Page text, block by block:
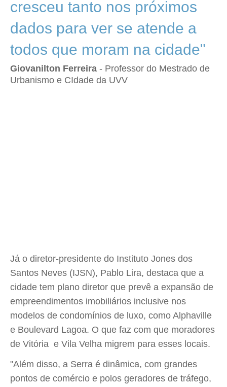
cresceu tanto nos próximos
dados para ver se atende a
todos que moram na cidade"
Giovanilton Ferreira - Professor do Mestrado de
Urbanismo e CIdade da UVV
Já o diretor-presidente do Instituto Jones dos
Santos Neves (IJSN), Pablo Lira, destaca que a
cidade tem plano diretor que prevê a expansão de
empreendimentos imobiliários inclusive nos
modelos de condomínios de luxo, como Alphaville
e Boulevard Lagoa. O que faz com que moradores
de Vitória e Vila Velha migrem para esses locais.
"Além disso, a Serra é dinâmica, com grandes
pontos de comércio e polos geradores de tráfego,